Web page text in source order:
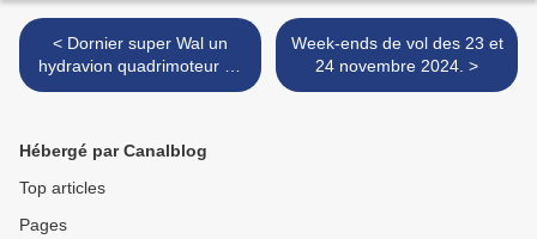
< Dornier super Wal un
hydravion quadrimoteur en
tandem.
Week-ends de vol des 23 et
24 novembre 2024. >
Hébergé par Canalblog
Top articles
Pages